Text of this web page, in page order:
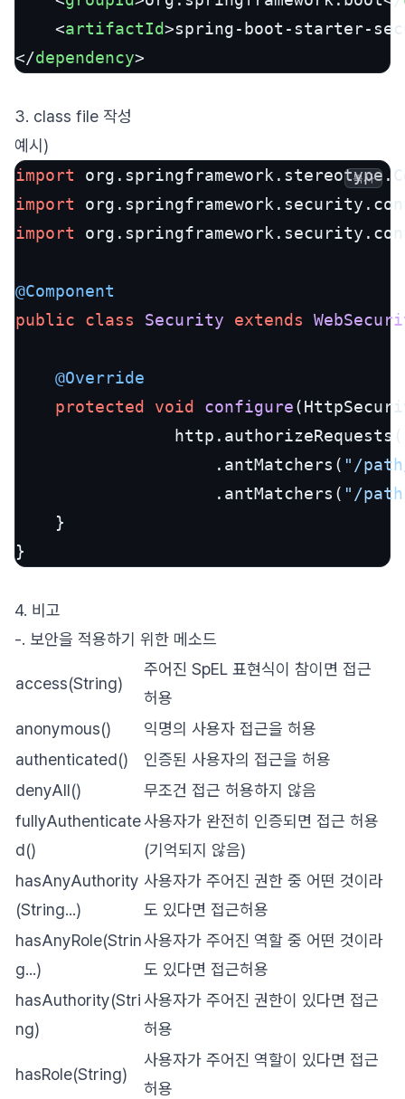
<artifactId>spring-boot-starter-
</dependency>
3. class file 작성
예시)
import
import
import
@Component
public
class Security extends
@Override
protected
void configure
.antMatchers( "/
                    .antMatchers(
"/
    }
}
복사
4. 비고
-. 보안을 적용하기 위한 메소드
access(String)
주어진 SpEL 표현식이 참이면 접근
허용
anonymous()
익명의 사용자 접근을 허용
authenticated()
인증된 사용자의 접근을 허용
denyAll()
무조건 접근 허용하지 않음
fullyAuthenticate
d()
사용자가 완전히 인증되면 접근 허용
(기억되지 않음)
hasAnyAuthority
(String...)
사용자가 주어진 권한 중 어떤 것이라
도 있다면 접근허용
hasAnyRole(Strin
g...)
사용자가 주어진 역할 중 어떤 것이라
도 있다면 접근허용
hasAuthority(Stri
ng)
사용자가 주어진 권한이 있다면 접근
허용
hasRole(String)
사용자가 주어진 역할이 있다면 접근
허용